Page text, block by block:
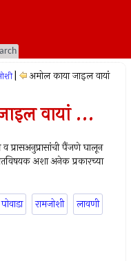
अमोल काया जाइल वायां
वायां ...
प्रासअनुप्रासांची पैंजणे घालून
अशा अनेक प्रकारच्या
पोवाडा रामजोशी लावणी